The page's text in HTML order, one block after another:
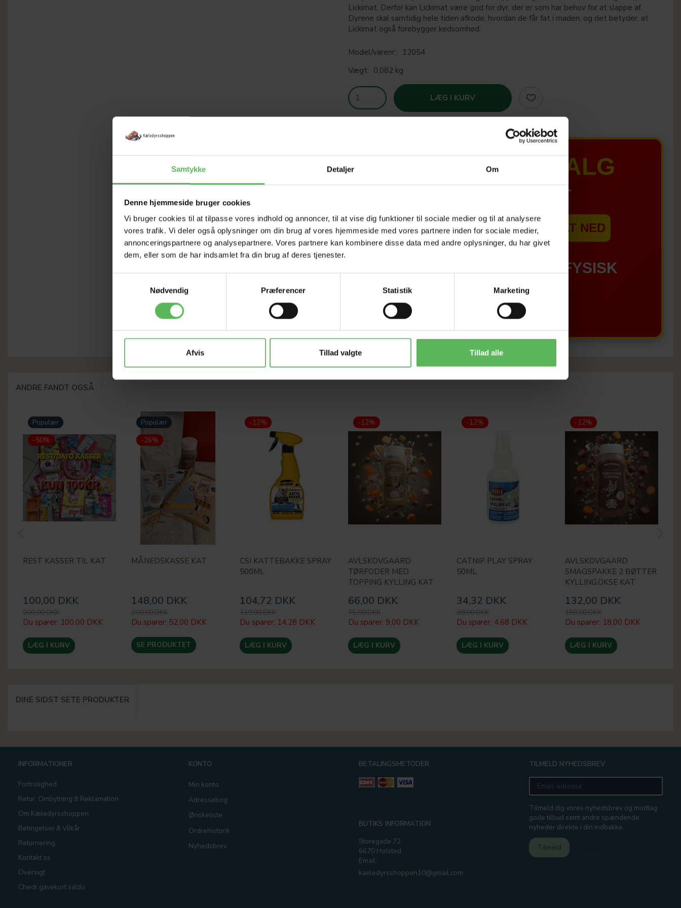
Samtykke Detaljer Om
Denne hjemmeside bruger cookies
Vi bruger cookies til at tilpasse vores indhold og annoncer, til at vise dig funktioner til sociale medier og til at analysere
vores trafik. Vi deler også oplysninger om din brug af vores hjemmeside med vores partnere inden for sociale medier,
annonceringspartnere og analysepartnere. Vores partnere kan kombinere disse data med andre oplysninger, du har givet
dem, eller som de har indsamlet fra din brug af deres tjenester.
Nødvendig
Præferencer Statistik Marketing
Afvis Tillad valgte Tillad alle
Lickimat. Derfor kan Lickimat være god for dyr, der er som har behov for at slappe af.
Dyrene skal samtidig hele tiden afkode, hvordan de får fat i maden, og det betyder, at
Lickimat også forebygger kedsomhed.
Model/varenr.: 12054
Vægt: 0,082 kg
LÆG I KURV
SOMMER UDSALG
TIL D. 8 AUGUST
HELE WEBSHOPPEN ER SAT NED
Tilbud GÆLDER IKKE I FYSISK
BUTIKKERE
ANDRE FANDT OGSÅ
Populær
-50%
REST KASSER TIL KAT
100,00 DKK
200,00 DKK
Du sparer: 100,00 DKK
LÆG I KURV
Populær
-26%
MÅNEDSKASSE KAT
148,00 DKK
200,00 DKK
Du sparer: 52,00 DKK
SE PRODUKTET
-12%
CSI KATTEBAKKE SPRAY
500ML
104,72 DKK
119,00 DKK
Du sparer: 14,28 DKK
LÆG I KURV
-12%
AVLSKOVGAARD
TØRFODER MED
TOPPING KYLLING KAT
66,00 DKK
75,00 DKK
Du sparer: 9,00 DKK
LÆG I KURV
-12%
CATNIP PLAY SPRAY
50ML
34,32 DKK
39,00 DKK
Du sparer: 4,68 DKK
LÆG I KURV
-12%
AVLSKOVGAARD
SMAGSPAKKE 2 BØTTER
KYLLING,OKSE KAT
132,00 DKK
150,00 DKK
Du sparer: 18,00 DKK
LÆG I KURV
DINE SIDST SETE PRODUKTER
INFORMATIONER
Fortrolighed
Retur, Ombytning & Reklamation
Om Kæledyrsshoppen
Betingelser & Vilkår
Returnering
Kontakt os
Oversigt
Check gavekort saldo
KONTO
Min konto
Adressebog
Ønskeliste
Ordrehistorik
Nyhedsbrev
BETALINGSMETODER
BUTIKS INFORMATION
Storegade 72
6670 Holsted
Email:
kaeledyrsshoppen10@gmail.com
TILMELD NYHEDSBREV
Email-
adresse
Tilmeld dig vores nyhedsbrev og modtag
gode tilbud samt andre spændende
nyheder direkte i din indbakke.
Tilmeld